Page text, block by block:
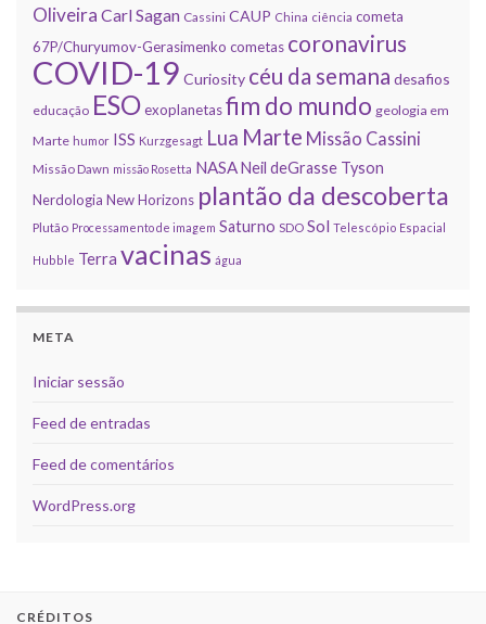
Oliveira Carl Sagan Cassini CAUP China ciência cometa
67P/Churyumov-Gerasimenko cometas coronavirus
COVID-19 Curiosity céu da semana desafios
educação ESOexoplanetasfim do mundo geologia em
Marte humor ISS Kurzgesagt Lua Marte Missão Cassini
Missão Dawn missão Rosetta NASANeil deGrasse Tyson
Nerdologia New Horizons plantão da descoberta
Plutão Processamento de imagem Saturno SDO Sol Telescópio Espacial
Hubble Terra vacinas água
META
Iniciar sessão
Feed de entradas
Feed de comentários
WordPress.org
CRÉDITOS